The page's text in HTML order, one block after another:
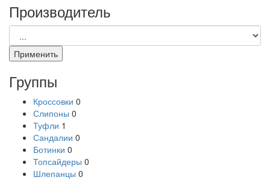
Производитель
Группы
Кроссовки 0
Слипоны 0
Туфли 1
Сандалии 0
Ботинки 0
Топсайдеры 0
Шлепанцы 0